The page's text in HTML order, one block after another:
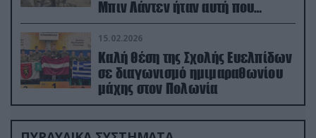
Μπιν Λάντεν ήταν αυτή που
διέσωσε τον πιλότο του F-15
15.02.2026
Καλή θέση της Σχολής Ευελπίδων
σε διαγωνισμό ημιμαραθωνίου
μάχης στον Πολωνία